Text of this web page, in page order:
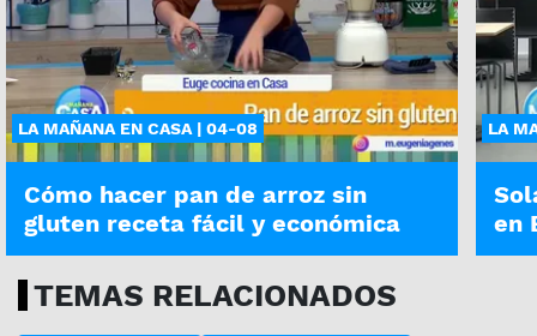
LA MAÑANA EN CASA | 04-08
Cómo hacer pan de arroz sin
gluten receta fácil y económica
LA
en
TEMAS RELACIONADOS